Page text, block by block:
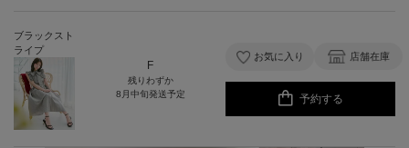
ブラックスト
ライプ
F
残りわずか
8月中旬発送予定
お気に入り 店舗在庫
予約する